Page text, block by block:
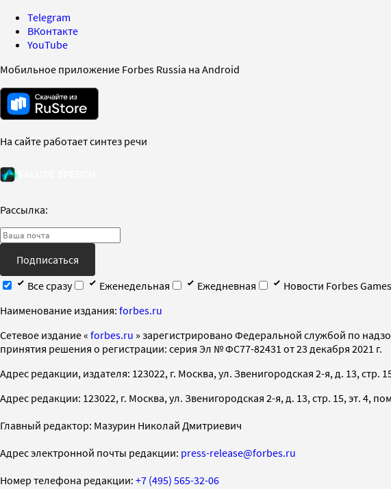
Telegram
ВКонтакте
YouTube
Мобильное приложение Forbes Russia на Android
На сайте работает синтез речи
Рассылка:
Подписаться
Все сразу
Еженедельная Ежедневная
Новости Forbes Games
Наименование издания: forbes.ru
Cетевое издание « forbes.ru » зарегистрировано Федеральной службой по
принятия решения о регистрации: серия Эл № ФС77-82431 от 23 декабря 2021 г.
Адрес редакции, издателя: 123022, г. Москва, ул. Звенигородская 2-я, д. 13, стр.
Адрес редакции: 123022, г. Москва, ул. Звенигородская 2-я, д. 13, стр. 15, эт. 4,
Главный редактор: Мазурин Николай Дмитриевич
Адрес электронной почты редакции: press-release@forbes.ru
Номер телефона редакции: +7 (495) 565-32-06